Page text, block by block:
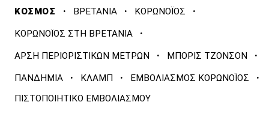
ΚΟΣΜΟΣ · ΒΡΕΤΑΝΙΑ · ΚΟΡΩΝΟΪΟΣ ·
ΚΟΡΩΝΟΪΟΣ ΣΤΗ ΒΡΕΤΑΝΙΑ ·
ΑΡΣΗ ΠΕΡΙΟΡΙΣΤΙΚΩΝ ΜΕΤΡΩΝ · ΜΠΟΡΙΣ ΤΖΟΝΣΟΝ ·
ΠΑΝΔΗΜΙΑ · ΚΛΑΜΠ · ΕΜΒΟΛΙΑΣΜΟΣ ΚΟΡΩΝΟΪΟΣ ·
ΠΙΣΤΟΠΟΙΗΤΙΚΟ ΕΜΒΟΛΙΑΣΜΟΥ